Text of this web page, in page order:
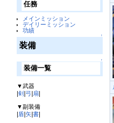
任務
メインミッション
デイリーミッション
功績
↑
装備
↑
装備一覧
▼武器
剣 弓 扇
▼副装備
| 盾|矢|書|